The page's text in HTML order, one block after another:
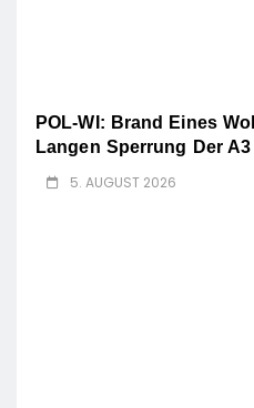
POL-WI: Brand Eines
Langen Sperrung Der
5. AUGUST 2026